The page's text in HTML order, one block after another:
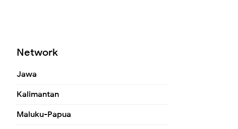
Network
Jawa
Kalimantan
Maluku-Papua